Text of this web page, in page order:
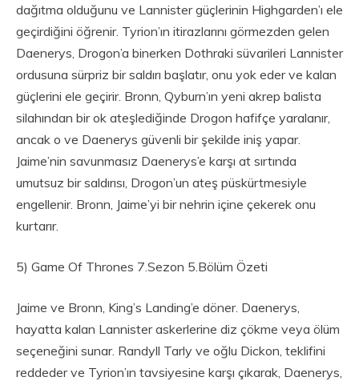
dağıtma olduğunu ve Lannister güçlerinin Highgarden’ı ele
geçirdiğini öğrenir. Tyrion’ın itirazlarını görmezden gelen
Daenerys, Drogon’a binerken Dothraki süvarileri Lannister
ordusuna sürpriz bir saldırı başlatır, onu yok eder ve kalan
güçlerini ele geçirir. Bronn, Qyburn’ın yeni akrep balista
silahından bir ok ateşlediğinde Drogon hafifçe yaralanır,
ancak o ve Daenerys güvenli bir şekilde iniş yapar.
Jaime’nin savunmasız Daenerys’e karşı at sırtında
umutsuz bir saldırısı, Drogon’un ateş püskürtmesiyle
engellenir. Bronn, Jaime’yi bir nehrin içine çekerek onu
kurtarır.
5) Game Of Thrones 7.Sezon 5.Bölüm Özeti
Jaime ve Bronn, King’s Landing’e döner. Daenerys,
hayatta kalan Lannister askerlerine diz çökme veya ölüm
seçeneğini sunar. Randyll Tarly ve oğlu Dickon, teklifini
reddeder ve Tyrion’ın tavsiyesine karşı çıkarak, Daenerys,